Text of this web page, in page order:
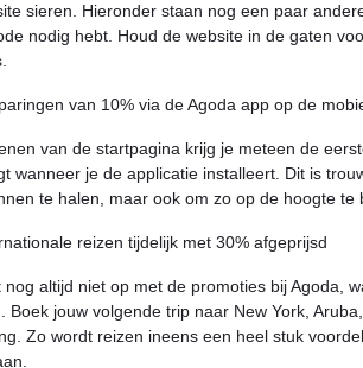
sieren. Hieronder staan nog een paar
nodig hebt. Houd de website in de gaten
van 10% via de Agoda app op de
van de startpagina krijg je meteen de
wanneer je de applicatie installeert. Dit is
te halen, maar ook om zo op de hoogte
reizen tijdelijk met 30% afgeprijsd
nog altijd niet op met de promoties bij Agoda,
Boek jouw volgende trip naar New York,
Zo wordt reizen ineens een heel stuk